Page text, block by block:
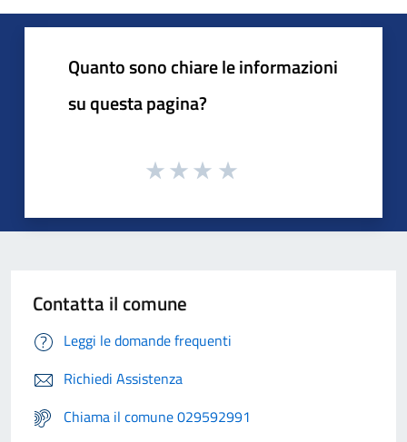
Quanto sono chiare le informazioni
su questa pagina?
Contatta il comune
Leggi le domande frequenti
Richiedi Assistenza
Chiama il comune 029592991